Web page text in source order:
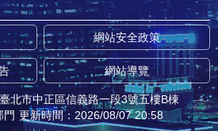
網站安全政策
網站導覽
北市中正區信義路一段3號五樓B棟
門 更新時間：2026/08/07 20:58